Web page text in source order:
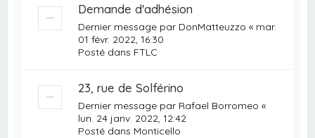
Demande d'adhésion
Dernier message par DonMatteuzzo « mar.
01 févr. 2022, 16:30
Posté dans FTLC
23, rue de Solférino
Dernier message par Rafael Borromeo «
lun. 24 janv. 2022, 12:42
Posté dans Monticello